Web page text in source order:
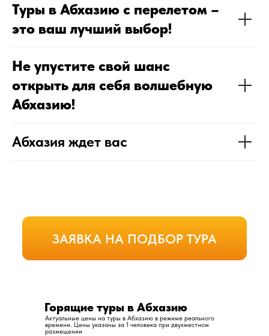
Туры в Абхазию с перелетом –
это ваш лучший выбор!
Не упустите свой шанс
открыть для себя волшебную
Абхазию!
Абхазия ждет вас
ЗАЯВКА НА ПОДБОР ТУРА
Горящие туры в Абхазию
Актуальные цены на туры в Абхазию в режиме реального
времени. Цены указаны за 1 человека при двухместном
размещении
Подбор тура с личным